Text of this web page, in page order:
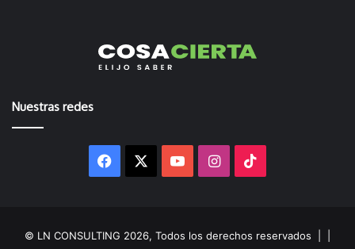
Nuestras redes
Facebook YouTubeInstagram
© LN CONSULTING 2026, Todos los derechos reservados |